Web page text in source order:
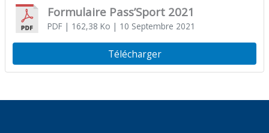
Formulaire Pass’Sport 2021
PDF| 162,38 Ko | 10 Septembre 2021
Télécharger